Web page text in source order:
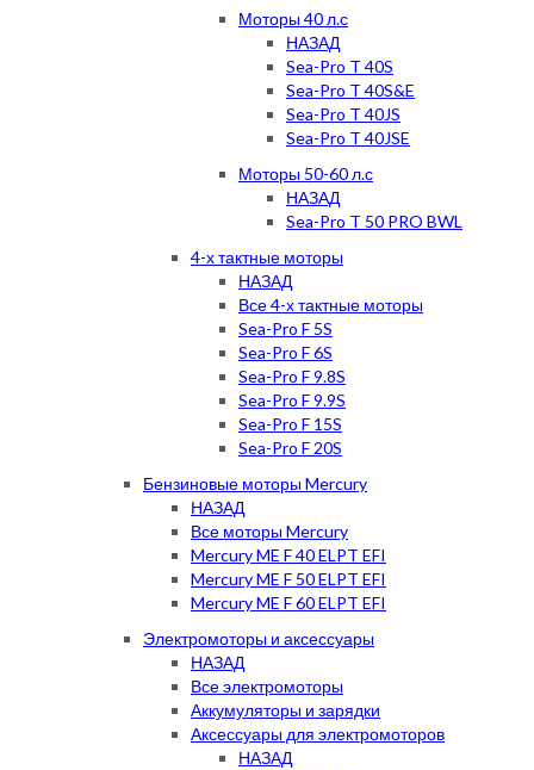
Моторы 40 л.с
НАЗАД
Sea-Pro T 40S
Sea-Pro T 40S&E
Sea-Pro T 40JS
Sea-Pro T 40JSE
Моторы 50-60 л.с
НАЗАД
Sea-Pro T 50 PRO BWL
4-х тактные моторы
НАЗАД
Все 4-х тактные моторы
Sea-Pro F 5S
Sea-Pro F 6S
Sea-Pro F 9.8S
Sea-Pro F 9.9S
Sea-Pro F 15S
Sea-Pro F 20S
Бензиновые моторы Mercury
НАЗАД
Все моторы Mercury
Mercury ME F 40 ELPT EFI
Mercury ME F 50 ELPT EFI
Mercury ME F 60 ELPT EFI
Электромоторы и аксессуары
НАЗАД
Все электромоторы
Аккумуляторы и зарядки
Аксессуары для электромоторов
НАЗАД